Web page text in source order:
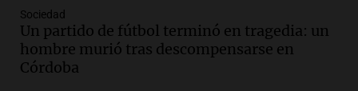
Episodios
Audio.Casabindo se prepara para una
celebración única: 30.000 turistas y el
tradicional Toreo de la Vincha
Sociedad
Un partido de fútbol terminó en tragedia: un
hombre murió tras descompensarse en
Córdoba